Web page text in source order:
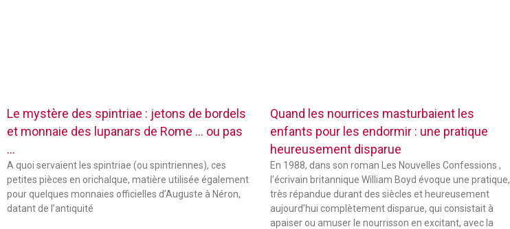
Le mystère des spintriae : jetons de bordels
et monnaie des lupanars de Rome … ou pas
…
A quoi servaient les spintriae (ou spintriennes), ces
petites pièces en orichalque, matière utilisée également
pour quelques monnaies officielles d’Auguste à Néron,
datant de l’antiquité
Quand les nourrices masturbaient les
enfants pour les endormir : une pratique
heureusement disparue
En 1988, dans son roman Les Nouvelles Confessions ,
l’écrivain britannique William Boyd évoque une pratique,
très répandue durant des siècles et heureusement
aujourd’hui complètement disparue, qui consistait à
apaiser ou amuser le nourrisson en excitant, avec la